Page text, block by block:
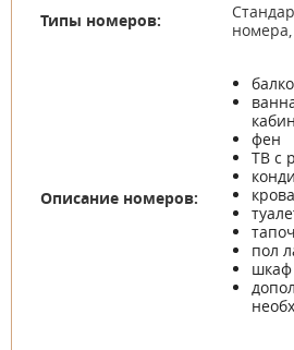
Типы номеров:
номера,
Описание номеров:
фен
ТВ с
пол
шкаф